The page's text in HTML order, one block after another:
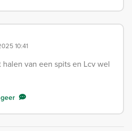
10:41
van een spits en Lcv wel